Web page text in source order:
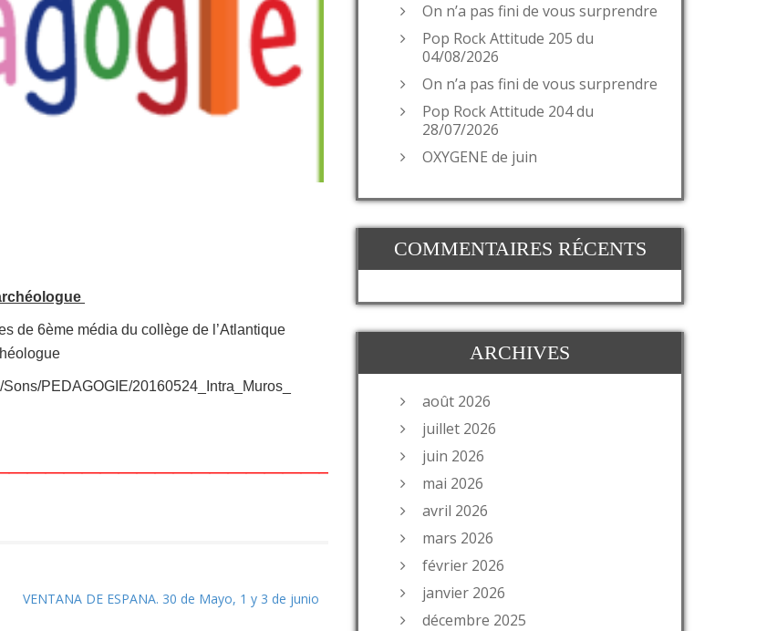
de 6ème média du collège de l’Atlantique
PEDAGOGIE/20160524_Intra_Muros_
VENTANA DE ESPANA. 30 de Mayo, 1 y 3 de junio
On n’a pas fini de vous surprendre
Pop Rock Attitude 205 du
04/08/2026
On n’a pas fini de vous surprendre
Pop Rock Attitude 204 du
28/07/2026
OXYGENE de juin
COMMENTAIRES RÉCENTS
ARCHIVES
août 2026
juillet 2026
juin 2026
mai 2026
avril 2026
mars 2026
février 2026
janvier 2026
décembre 2025